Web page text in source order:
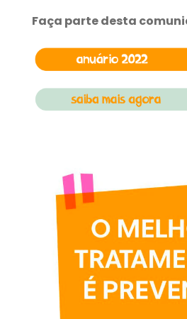
Faça parte desta